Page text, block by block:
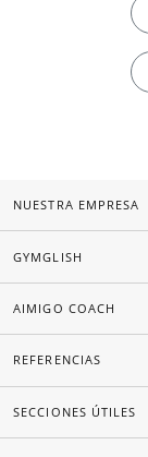
NUESTRA EMPRESA
GYMGLISH
AIMIGO COACH
REFERENCIAS
SECCIONES ÚTILES